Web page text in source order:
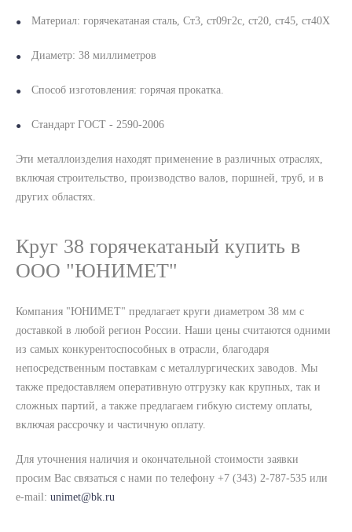
Материал: горячекатаная сталь, Ст3, ст09г2с, ст20, ст45, ст40Х
Диаметр: 38 миллиметров
Способ изготовления: горячая прокатка.
Стандарт ГОСТ - 2590-2006
Эти металлоизделия находят применение в различных отраслях,
включая строительство, производство валов, поршней, труб, и в
других областях.
Круг 38 горячекатаный купить в
ООО "ЮНИМЕТ"
Компания "ЮНИМЕТ" предлагает круги диаметром 38 мм с
доставкой в любой регион России. Наши цены считаются одними
из самых конкурентоспособных в отрасли, благодаря
непосредственным поставкам с металлургических заводов. Мы
также предоставляем оперативную отгрузку как крупных, так и
сложных партий, а также предлагаем гибкую систему оплаты,
включая рассрочку и частичную оплату.
Для уточнения наличия и окончательной стоимости заявки
просим Вас связаться с нами по телефону +7 (343) 2-787-535 или
e-mail: unimet@bk.ru